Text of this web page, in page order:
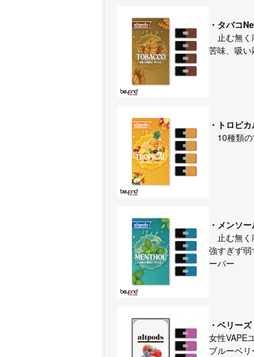
・タバコ
止む無く
苦味、吸い
・トロピ
10種類の
・メンソ
止む無く
強すぎず
ーバー
・ベリーズ
女性VAPE
ブルーベ